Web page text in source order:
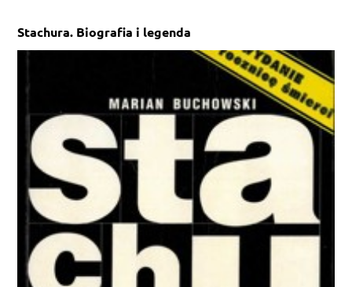
Stachura. Biografia i legenda